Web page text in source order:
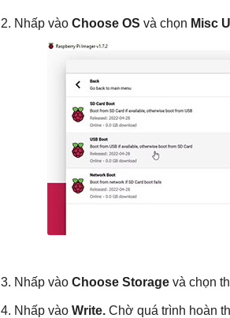
2. Nhấp vào Choose OS và chọn Misc
3. Nhấp vào Choose Storage và chọn
4. Nhấp vào Write. Chờ quá trình hoàn